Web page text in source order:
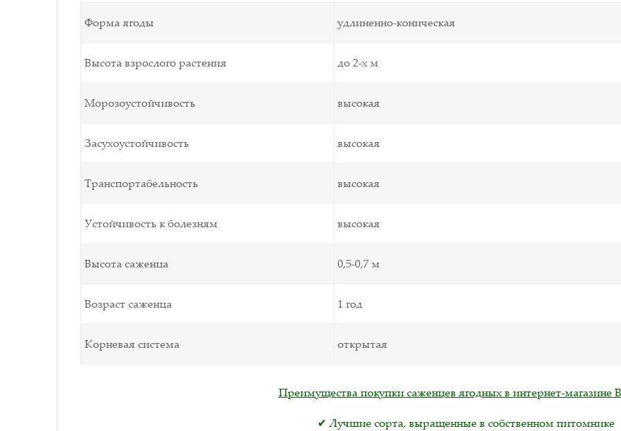
Форма ягоды удлиненно-коническая
Высота взрослого растения до 2-х м
Морозоустойчивость высокая
Засухоустойчивость высокая
Транспортабельность высокая
Устойчивость к болезням высокая
Высота саженца 0,5-0,7 м
Возраст саженца 1 год
Корневая система открытая
Преимущества покупки саженцев ягодных в интернет-магазине
✔ Лучшие сорта, выращенные в собственном питомнике